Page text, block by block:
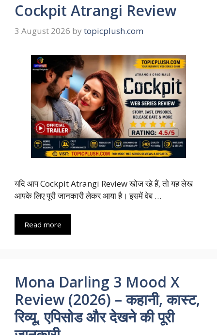
Cockpit Atrangi Review
3 August 2026 by topicplush.com
यदि आप Cockpit Atrangi Review खोज रहे हैं, तो यह लेख
आपके लिए पूरी जानकारी लेकर आया है। इसमें वेब …
Read more
Mona Darling 3 Mood X
Review (2026) – कहानी, कास्ट,
रिव्यू, एपिसोड और देखने की पूरी